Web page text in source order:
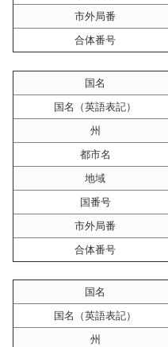
市外局番
合体番号
国名
国名（英語表記）
州
都市名
地域
国番号
市外局番
合体番号
国名
国名（英語表記）
州